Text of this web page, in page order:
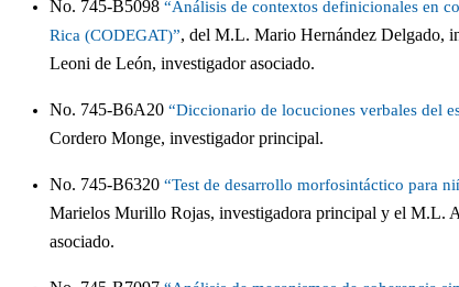
No. 745-B5098“Análisis de contextos definicionales en
Rica (CODEGAT)”, del M.L. Mario Hernández Delgado,
Leoni de León, investigador asociado.
No. 745-B6A20 “Diccionario de locuciones verbales del
Cordero Monge, investigador principal.
No. 745-B6320“Test de desarrollo morfosintáctico para
Marielos Murillo Rojas, investigadora principal y el M.L.
asociado.